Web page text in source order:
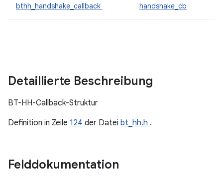
bthh_handshake_callback handshake_cb
Detaillierte Beschreibung
BT-HH-Callback-Struktur
Definition in Zeile 124 der Datei bt_hh.h .
Felddokumentation